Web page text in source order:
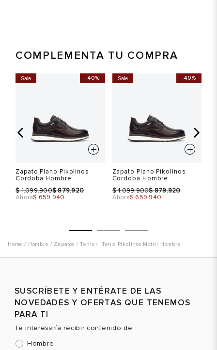
COMPLEMENTA TU COMPRA
-40%
Sale
Zapato Plano Pikolinos
Cordoba Hombre
$1.099.900$879.920
Ahora$ 659.940
Selecciona una talla
EUR
USA
39
-40%
Sale
Zapato Plano Pikolinos
Cordoba Hombre
$1.099.900$879.920
Ahora$ 659.940
Selecciona una talla
EUR
USA
Hombre Zapatos Tenis Tenis Pikolinos Motril Hombre
SUSCRÍBETE Y ENTÉRATE DE LAS
NOVEDADES Y OFERTAS QUE TENEMOS
PARA TI
Te interesaría recibir contenido de:
Hombre